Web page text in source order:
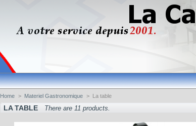
Home > Materiel Gastronomique > La table
LA TABLE There are 11 products.